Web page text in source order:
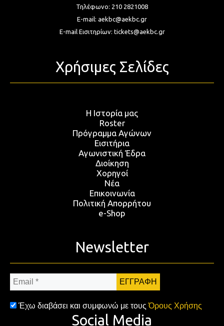
Τηλέφωνο: 210 2821008
E-mail: aekbc@aekbc.gr
E-mail Εισιτηρίων: tickets@aekbc.gr
Χρήσιμες Σελίδες
Η Ιστορία μας
Roster
Πρόγραμμα Αγώνων
Εισιτήρια
Αγωνιστική Έδρα
Διοίκηση
Χορηγοί
Νέα
Επικοινωνία
Πολιτική Απορρήτου
e-Shop
Newsletter
Email
*
Έχω διαβάσει και συμφωνώ με τουςΌρους Χρήσης
Social Media